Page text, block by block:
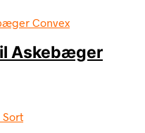
Askebæger